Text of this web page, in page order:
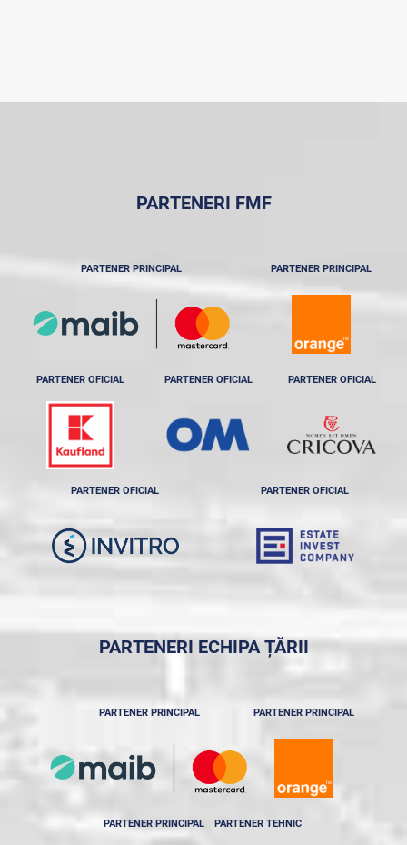
PARTENERI FMF
PARTENER PRINCIPAL PARTENER PRINCIPAL
PARTENER OFICIAL PARTENER OFICIAL PARTENER OFICIAL
PARTENER OFICIAL PARTENER OFICIAL
PARTENERI ECHIPA ȚĂRII
PARTENER PRINCIPAL PARTENER PRINCIPAL
PARTENER PRINCIPAL PARTENER TEHNIC